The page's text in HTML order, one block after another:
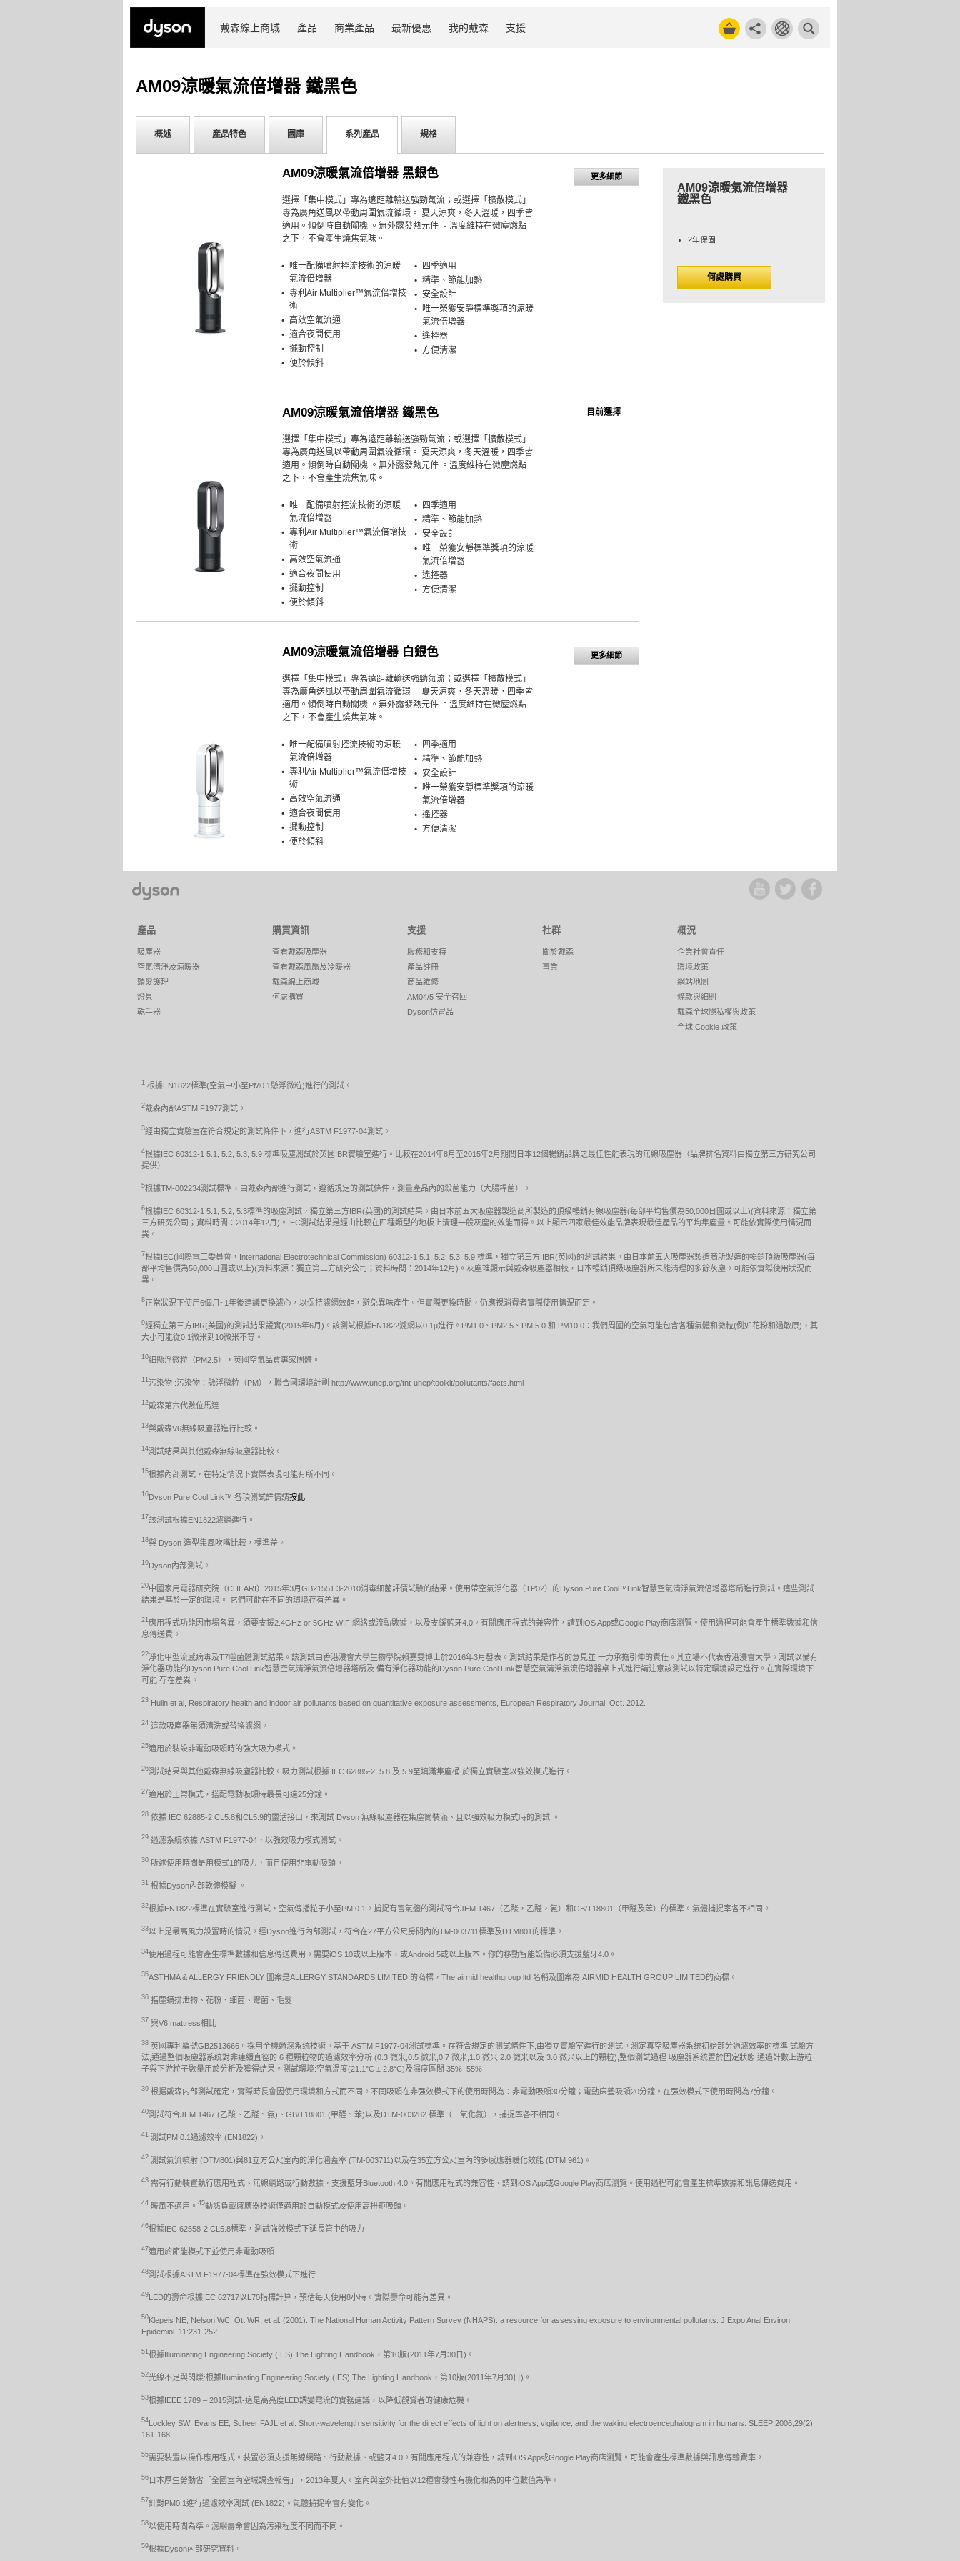
戴森線上商城 產品 商業產品 最新優惠 我的戴森 支援
AM09涼暖氣流倍增器 鐵黑色
概述 產品特色 圖庫 系列產品 規格
AM09涼暖氣流倍增器 黑銀色
選擇「集中模式」專為遠距離輸送強勁氣流；或選擇「擴散模式」
專為廣角送風以帶動周圍氣流循環。 夏天涼爽，冬天溫暖，四季皆
適用。傾倒時自動關機 。無外露發熱元件 。溫度維持在微塵燃點
之下，不會產生燒焦氣味。
唯一配備噴射控流技術的涼暖
氣流倍增器
專利Air Multiplier™氣流倍增技
術
高效空氣流通
適合夜間使用
擺動控制
便於傾斜
四季適用
精準、節能加熱
安全設計
唯一榮獲安靜標準獎項的涼暖
氣流倍增器
遙控器
方便清潔
更多細節
目前選擇
AM09涼暖氣流倍增器 鐵黑色
選擇「集中模式」專為遠距離輸送強勁氣流；或選擇「擴散模式」
專為廣角送風以帶動周圍氣流循環。 夏天涼爽，冬天溫暖，四季皆
適用。傾倒時自動關機 。無外露發熱元件 。溫度維持在微塵燃點
之下，不會產生燒焦氣味。
唯一配備噴射控流技術的涼暖
氣流倍增器
專利Air Multiplier™氣流倍增技
術
高效空氣流通
適合夜間使用
擺動控制
便於傾斜
四季適用
精準、節能加熱
安全設計
唯一榮獲安靜標準獎項的涼暖
氣流倍增器
遙控器
方便清潔
AM09涼暖氣流倍增器 白銀色
選擇「集中模式」專為遠距離輸送強勁氣流；或選擇「擴散模式」
專為廣角送風以帶動周圍氣流循環。 夏天涼爽，冬天溫暖，四季皆
適用。傾倒時自動關機 。無外露發熱元件 。溫度維持在微塵燃點
之下，不會產生燒焦氣味。
唯一配備噴射控流技術的涼暖
氣流倍增器
專利Air Multiplier™氣流倍增技
術
高效空氣流通
適合夜間使用
擺動控制
便於傾斜
四季適用
精準、節能加熱
安全設計
唯一榮獲安靜標準獎項的涼暖
氣流倍增器
遙控器
方便清潔
更多細節
AM09涼暖氣流倍增器
鐵黑色
2年保固
何處購買
產品
吸塵器
空氣清淨及涼暖器
頭髮護理
燈具
乾手器
購買資訊
查看戴森吸塵器
查看戴森風扇及冷暖器
戴森線上商城
何處購買
支援
服務和支持
產品註冊
商品維修
AM04/5 安全召回
Dyson仿冒品
社群
關於戴森
事業
概況
企業社會責任
環境政策
網站地圖
條款與細則
戴森全球隱私權與政策
全球 Cookie 政策
1 根據EN1822標準(空氣中小至PM0.1懸浮微粒)進行的測試。
2戴森內部ASTM F1977測試。
3經由獨立實驗室在符合規定的測試條件下，進行ASTM F1977-04測試。
4根據IEC 60312-1 5.1, 5.2, 5.3, 5.9 標準吸塵測試於英國IBR實驗室進行。比較在2014年8月至2015年2月期間日本12個暢銷品牌之最佳性能表現的無線吸塵器（品牌排名資料由獨立第三方研究公司
提供）
5根據TM-002234測試標準，由戴森內部進行測試，遵循規定的測試條件，測量產品內的殺菌能力（大腸桿菌）。
6根據IEC 60312-1 5.1, 5.2, 5.3標準的吸塵測試，獨立第三方IBR(英國)的測試結果。由日本前五大吸塵器製造商所製造的頂級暢銷有線吸塵器(每部平均售價為50,000日圓或以上)(資料來源：獨立第
三方研究公司；資料時間：2014年12月)。IEC測試結果是經由比較在四種類型的地板上清理一般灰塵的效能而得。以上顯示四家最佳效能品牌表現最佳產品的平均集塵量。可能依實際使用情況而
異。
7根據IEC(國際電工委員會，International Electrotechnical Commission) 60312-1 5.1, 5.2, 5.3, 5.9 標準，獨立第三方 IBR(英國)的測試結果。由日本前五大吸塵器製造商所製造的暢銷頂級吸塵器(每
部平均售價為50,000日圓或以上)(資料來源：獨立第三方研究公司；資料時間：2014年12月)。灰塵堆顯示與戴森吸塵器相較，日本暢銷頂級吸塵器所未能清理的多餘灰塵。可能依實際使用狀況而
異。
8正常狀況下使用6個月~1年後建議更換濾心，以保持濾網效能，避免異味產生。但實際更換時間，仍應視消費者實際使用情況而定。
9經獨立第三方IBR(美國)的測試結果證實(2015年6月)。該測試根據EN1822濾網以0.1µ進行。PM1.0、PM2.5、PM 5.0 和 PM10.0：我們周圍的空氣可能包含各種氣體和微粒(例如花粉和過敏原)，其
大小可能從0.1微米到10微米不等。
10細懸浮微粒（PM2.5），英國空氣品質專家團體。
11污染物 :污染物：懸浮微粒（PM），聯合國環境計劃 http://www.unep.org/tnt-unep/toolkit/pollutants/facts.html
12戴森第六代數位馬達
13與戴森V6無線吸塵器進行比較。
14測試結果與其他戴森無線吸塵器比較。
15根據內部測試，在特定情況下實際表現可能有所不同。
16Dyson Pure Cool Link™ 各項測試詳情請按此
17該測試根據EN1822濾網進行。
18與 Dyson 造型集風吹嘴比較，標準差。
19Dyson內部測試。
20中國家用電器研究院（CHEARI）2015年3月GB21551.3-2010消毒細菌評價試驗的結果。使用帶空氣淨化器（TP02）的Dyson Pure Cool™Link智慧空氣清淨氣流倍增器塔扇進行測試。這些測試
結果是基於一定的環境。 它們可能在不同的環境存有差異。
21應用程式功能因市場各異，須要支援2.4GHz or 5GHz WIFI網絡或流動數據，以及支緩藍牙4.0。有關應用程式的兼容性，請到iOS App或Google Play商店瀏覽。使用過程可能會產生標準數據和信
息傳送費。
22淨化甲型流感病毒及T7噬菌體測試結果。該測試由香港浸會大學生物學院賴嘉雯博士於2016年3月發表。測試結果是作者的意見並 一力承擔引伸的責任。其立場不代表香港浸會大學。測試以備有
淨化器功能的Dyson Pure Cool Link智慧空氣清淨氣流倍增器塔扇及 備有淨化器功能的Dyson Pure Cool Link智慧空氣清淨氣流倍增器桌上式進行請注意該測試以特定環境設定進行。在實際環境下
可能 存在差異。
23 Hulin et al, Respiratory health and indoor air pollutants based on quantitative exposure assessments, European Respiratory Journal, Oct. 2012.
24 這款吸塵器無須清洗或替換濾網。
25適用於裝設非電動吸頭時的強大吸力模式。
26測試結果與其他戴森無線吸塵器比較。吸力測試根據 IEC 62885-2, 5.8 及 5.9至填滿集塵桶.於獨立實驗室以強效模式進行。
27適用於正常模式，搭配電動吸頭時最長可達25分鐘。
28 依據 IEC 62885-2 CL5.8和CL5.9的靈活接口，來測試 Dyson 無線吸塵器在集塵筒裝滿、且以強效吸力模式時的測試 。
29 過濾系統依據 ASTM F1977-04，以強效吸力模式測試。
30 所述使用時間是用模式1的吸力，而且使用非電動吸頭。
31 根據Dyson內部軟體模擬 。
32根據EN1822標準在實驗室進行測試，空氣傳播粒子小至PM 0.1。捕捉有害氣體的測試符合JEM 1467（乙酸，乙醛，氨）和GB/T18801（甲醛及苯）的標準。氣體捕捉率各不相同。
33以上是最高風力設置時的情況。經Dyson進行內部測試，符合在27平方公尺房間內的TM-003711標準及DTM801的標準。
34使用過程可能會產生標準數據和信息傳送費用。需要iOS 10或以上版本，或Android 5或以上版本。你的移動智能設備必須支援藍牙4.0。
35ASTHMA & ALLERGY FRIENDLY 圖案是ALLERGY STANDARDS LIMITED 的商標，The airmid healthgroup ltd 名稱及圖案為 AIRMID HEALTH GROUP LIMITED的商標。
36 指塵螨排泄物、花粉、细菌、霉菌、毛髮
37 與V6 mattress相比
38 英國專利編號GB2513666。採用全機過濾系统技術。基于 ASTM F1977-04測試標準。在符合規定的測試條件下,由獨立實驗室進行的測試。測定真空吸塵器系统初始部分過濾效率的標準 試驗方
法,通過整個吸塵器系统對非連續直徑的 6 種顆粒物的過濾效率分析 (0.3 微米,0.5 微米,0.7 微米,1.0 微米,2.0 微米以及 3.0 微米以上的顆粒),整個測試過程 吸塵器系统置於固定狀態,通過計數上游粒
子與下游粒子數量用於分析及獲得结果。測試環境:空氣温度(21.1°C ± 2.8°C)及濕度區間 35%−55%
39 根据戴森内部測試確定，實際時長會因使用環境和方式而不同。不同吸頭在非强效模式下的使用時間為：非電動吸頭30分鐘；電動床墊吸頭20分鐘。在强效模式下使用時間為7分鐘。
40測試符合JEM 1467 (乙酸、乙醛、氨)、GB/T18801 (甲醛、苯)以及DTM-003282 標準（二氧化氮），捕捉率各不相同。
41 測試PM 0.1過濾效率 (EN1822)。
42 測試氣流噴射 (DTM801)與81立方公尺室內的淨化涵蓋率 (TM-003711)以及在35立方公尺室內的多感應器暖化效能 (DTM 961)。
43 需有行動裝置執行應用程式、無線網路或行動數據，支援藍牙Bluetooth 4.0。有關應用程式的兼容性，請到iOS App或Google Play商店瀏覽。使用過程可能會產生標準數據和訊息傳送費用。
44 暖風不適用。 45動態負載感應器技術僅適用於自動模式及使用高扭矩吸頭。
46根據IEC 62558-2 CL5.8標準，測試強效模式下延長管中的吸力
47適用於節能模式下並使用非電動吸頭
48測試根據ASTM F1977-04標準在強效模式下進行
49LED的壽命根據IEC 62717以L70指標計算，預估每天使用8小時。實際壽命可能有差異。
50Klepeis NE, Nelson WC, Ott WR, et al. (2001). The National Human Activity Pattern Survey (NHAPS): a resource for assessing exposure to environmental pollutants. J Expo Anal Environ
Epidemiol. 11:231-252.
51根據Illuminating Engineering Society (IES) The Lighting Handbook，第10版(2011年7月30日)。
52光線不足與閃爍:根據Illuminating Engineering Society (IES) The Lighting Handbook，第10版(2011年7月30日)。
53根據IEEE 1789 – 2015測試-這是高亮度LED調變電流的實務建議，以降低觀賞者的健康危機。
54Lockley SW; Evans EE; Scheer FAJL et al. Short-wavelength sensitivity for the direct effects of light on alertness, vigilance, and the waking electroencephalogram in humans. SLEEP 2006;29(2):
161-168.
55需要裝置以操作應用程式。裝置必須支援無線網路、行動數據、或藍牙4.0。有關應用程式的兼容性，請到iOS App或Google Play商店瀏覽。可能會產生標準數據與訊息傳輸費率。
56 日本厚生勞動省「全國室內空域調查報告」，2013年夏天。室內與室外比值以12種會發性有機化和為的中位數值為準。
57針對PM0.1進行過濾效率測試 (EN1822)。氣體捕捉率會有變化。
58以使用時間為準。濾網壽命會因為污染程度不同而不同。
59根據Dyson內部研究資料。